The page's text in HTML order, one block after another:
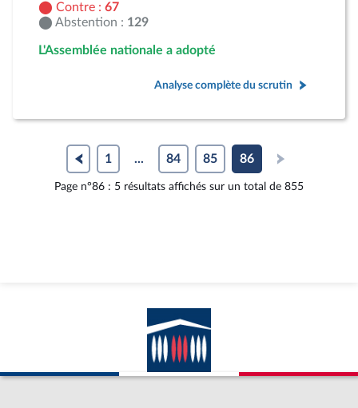
Contre : 67
Abstention : 129
L'Assemblée nationale a adopté
Analyse complète du scrutin
1 ... 84 85 86
Page n°86 : 5 résultats affichés sur un total de 855